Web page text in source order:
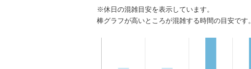
※休日の混雑目安を表示しています。
棒グラフが高いところが混雑する時間の目安です。